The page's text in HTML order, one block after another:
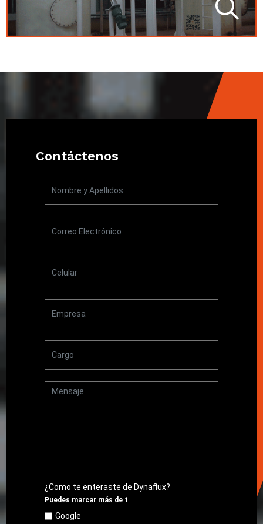
Contáctenos
¿Como te enteraste de Dynaflux?
Puedes marcar más de 1
Google